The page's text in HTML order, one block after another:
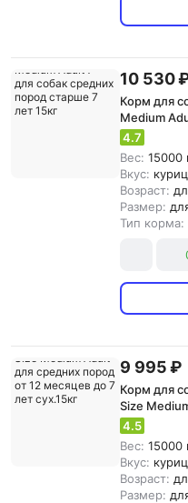
10 530
Корм для
Medium
старше 7
4.7
Вес: 15000
Вкус:
Возраст:
Размер:
Тип корма:
9 995 ₽
Корм для
Size
месяцев до
4.5
Вес: 15000
Вкус:
Возраст:
Размер: